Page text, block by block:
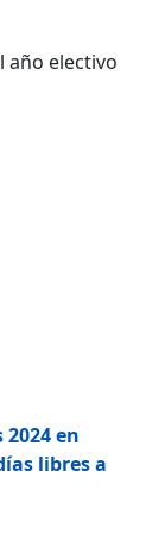
año electivo
en
libres a